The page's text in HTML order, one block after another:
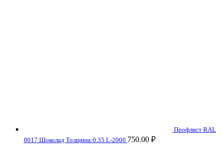
Профлист RAL
8017 Шоколад Толщина:0.35 L-2000 750.00 ₽